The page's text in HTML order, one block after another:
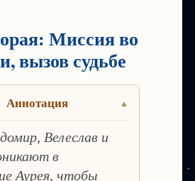
Миссия во
вызов судьбе
Аннотация
Велеслав и
в
Аурея, чтобы